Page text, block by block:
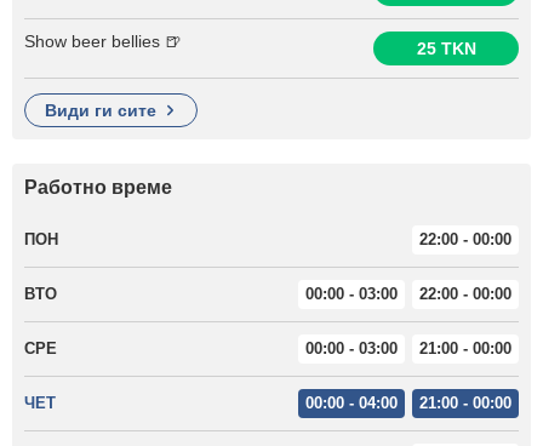
Show beer bellies 🍺 25 TKN
види ги сите
Работно време
ПОН 22:00 - 00:00
ВТО 00:00 - 03:00 22:00 - 00:00
СРЕ 00:00 - 03:00 21:00 - 00:00
ЧЕТ 00:00 - 04:00 21:00 - 00:00